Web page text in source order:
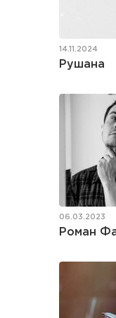
14.11.2024
Рушана
06.03.2023
Роман